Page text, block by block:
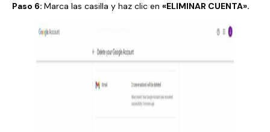
Paso 6: Marca las casilla y haz clic en «ELIMINAR CUENTA».